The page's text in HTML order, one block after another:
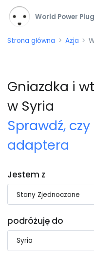
World Power
Strona główna Azja
Gniazdka i
w Syria
Sprawdź,
adaptera
Jestem z
podróżuję do